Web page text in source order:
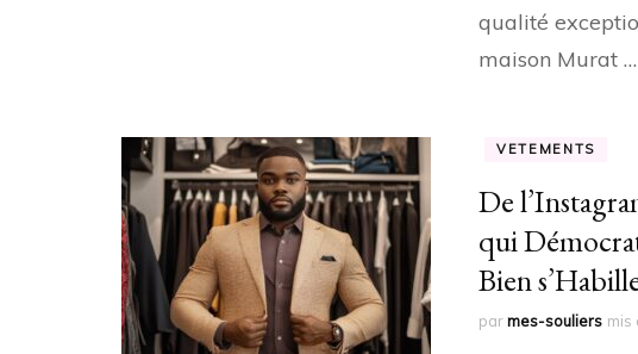
qualité
maison Murat …
VETEMENTS
De
qui
Bien
parmes-souliers mis